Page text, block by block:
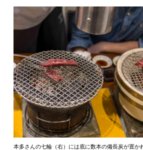
本多さんの七輪（右）には底に数本の備長炭が置か